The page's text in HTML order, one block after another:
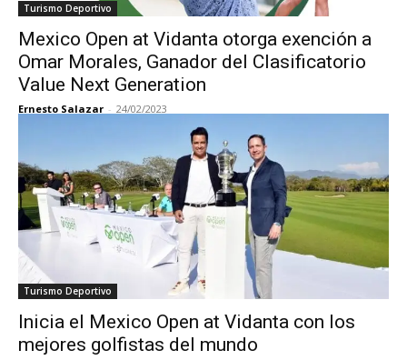
Turismo Deportivo
Mexico Open at Vidanta otorga exención a
Omar Morales, Ganador del Clasificatorio
Value Next Generation
Ernesto Salazar - 24/02/2023
Turismo Deportivo
Inicia el Mexico Open at Vidanta con los
mejores golfistas del mundo